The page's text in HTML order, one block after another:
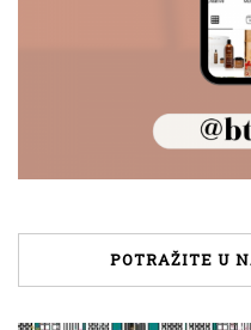
POTRAŽITE U